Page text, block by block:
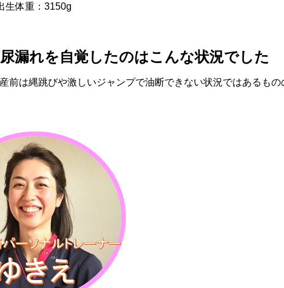
生体重：3150g
漏れを自覚したのはこんな状況でした
前は縄跳びや激しいジャンプで油断できない状況ではあるも